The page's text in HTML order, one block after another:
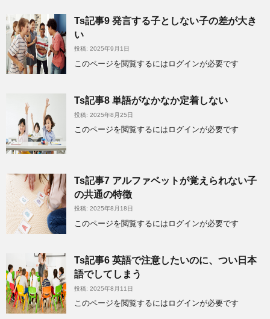
Ts記事9 発言する子としない子の差が大き
い
投稿: 2025年9月1日
このページを閲覧するにはログインが必要です
Ts記事8 単語がなかなか定着しない
投稿: 2025年8月25日
このページを閲覧するにはログインが必要です
Ts記事7 アルファベットが覚えられない子
の共通の特徴
投稿: 2025年8月18日
このページを閲覧するにはログインが必要です
Ts記事6 英語で注意したいのに、つい日本
語でしてしまう
投稿: 2025年8月11日
このページを閲覧するにはログインが必要です